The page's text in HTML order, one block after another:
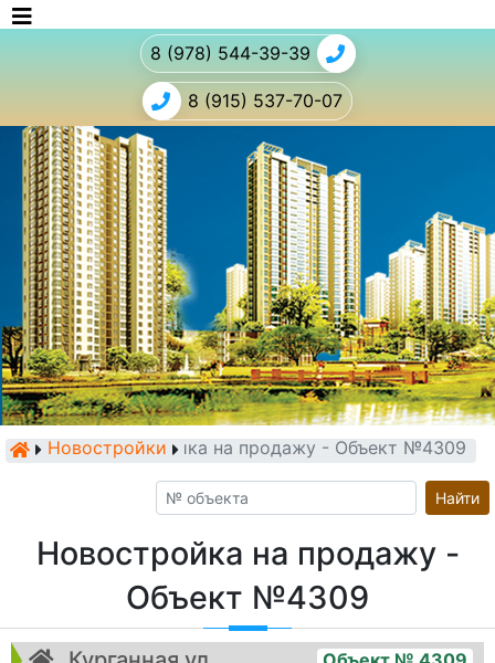
8 (978) 544-39-39
8 (915) 537-70-07
Новостройки
Новостройка на продажу - Объект №4309
Найти
Новостройка на продажу -
Объект №4309